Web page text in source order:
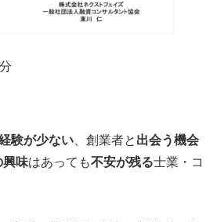
験が少ない、創業者と 出会う機会
興味はあっても不安が残る士業・コ